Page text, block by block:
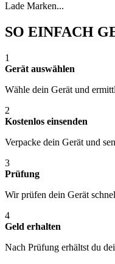
Lade Marken...
SO EINFACH
1
Gerät auswählen
Wähle dein Gerät und
2
Kostenlos einsenden
Verpacke dein Gerät und
3
Prüfung
Wir prüfen dein Gerät
4
Geld erhalten
Nach Prüfung erhältst du